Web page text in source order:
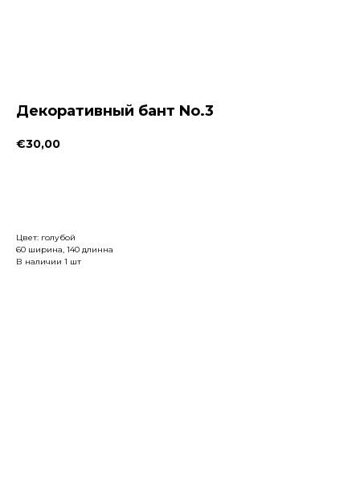
Декоративный бант No.3
€30,00
Цвет: голубой
60 ширина, 140 длинна
В наличии 1 шт